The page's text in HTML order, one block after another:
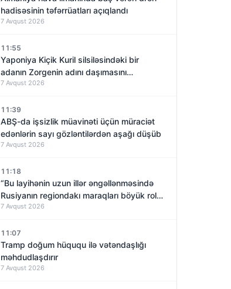
hadisəsinin təfərrüatları açıqlandı
7 Avqust 2026
11:55
Yaponiya Kiçik Kuril silsiləsindəki bir
adanın Zorgenin adını daşımasını
araşdıracaq
7 Avqust 2026
11:39
ABŞ-da işsizlik müavinəti üçün müraciət
edənlərin sayı gözləntilərdən aşağı düşüb
7 Avqust 2026
11:18
“Bu layihənin uzun illər əngəllənməsində
Rusiyanın regiondakı maraqları böyük rol
oynayıb”
7 Avqust 2026
11:07
Tramp doğum hüququ ilə vətəndaşlığı
məhdudlaşdırır
7 Avqust 2026